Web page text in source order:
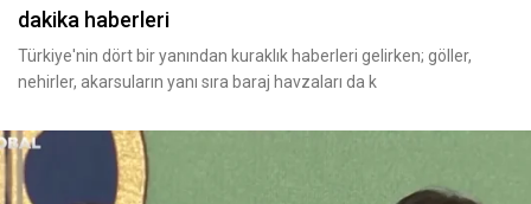
dakika haberleri
Türkiye'nin dört bir yanından kuraklık haberleri gelirken; göller,
nehirler, akarsuların yanı sıra baraj havzaları da k